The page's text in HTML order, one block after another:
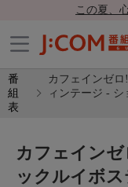
この夏、
番
組
表
カフェインゼ
ィンテージ -
カフェイン
ックルイボ